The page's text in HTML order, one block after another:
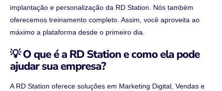
implantação e personalização da RD Station. Nós também
oferecemos treinamento completo. Assim, você aproveita ao
máximo a plataforma desde o primeiro dia.
💡 O que é a RD Station e como ela pode
ajudar sua empresa?
A RD Station oferece soluções em Marketing Digital, Vendas e